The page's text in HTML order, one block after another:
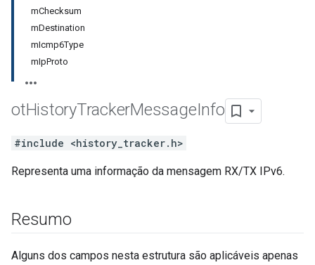
mChecksum
mDestination
mIcmp6Type
mIpProto
otHistoryTrackerMessageInfo
#include <history_tracker.h>
Representa uma informação da mensagem RX/TX IPv6.
Resumo
Alguns dos campos nesta estrutura são aplicáveis apenas